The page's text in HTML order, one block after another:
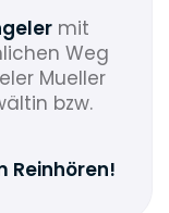
mit
Weg
Mueller
bzw.
Reinhören!